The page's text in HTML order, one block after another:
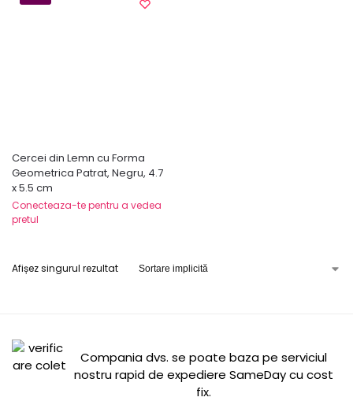
Cercei din Lemn cu Forma
Geometrica Patrat, Negru, 4.7
x 5.5 cm
Conecteaza-te pentru a vedea
pretul
Afișez singurul rezultat
Compania dvs. se poate baza pe serviciul
nostru rapid de expediere SameDay cu cost
fix.